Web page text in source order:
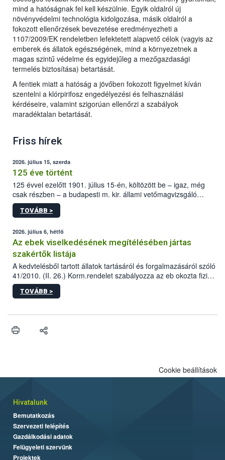
mind a hatóságnak fel kell készülnie. Egyik oldalról új
növényvédelmi technológia kidolgozása, másik oldalról a
fokozott ellenőrzések bevezetése eredményezheti a
1107/2009/EK rendeletben lefektetett alapvető célok (vagyis az
emberek és állatok egészségének, mind a környezetnek a
magas szintű védelme és egyidejűleg a mezőgazdasági
termelés biztosítása) betartását.
A fentiek miatt a hatóság a jövőben fokozott figyelmet kíván
szentelni a klórpirifosz engedélyezési és felhasználási
kérdéseire, valamint szigorúan ellenőrzi a szabályok
maradéktalan betartását.
Friss hírek
2026. július 15, szerda
125 éve történt
125 évvel ezelőtt 1901. július 15-én, költözött be – igaz, még
csak részben – a budapesti m. kir. állami vetőmagvizsgáló
állomás a Kis Rókus utca 15. szám alatti, Czigler Győző által
tervezett új épületébe.
TOVÁBB >
2026. július 6, hétfő
Az ebek viselkedésének megítélésében jártas
szakértők listája
A kedvtelésből tartott állatok tartásáról és forgalmazásáról szóló
41/2010. (II. 26.) Korm.rendelet szabályozza az eb okozta fizikai
sérülés, illetve ennek veszélye keletkezésekor felmerülő
hatósági feladatokat, valamint a veszélyes eb tartását és annak
vonni az ebek viselkedésének megítélésében jártas szakértőt.
TOVÁBB >
Cookie beállítások
Hivatalunk
Bemutatkozás
Szervezeti felépítés
Gazdálkodási adatok
Felügyeleti szervünk
Projektek